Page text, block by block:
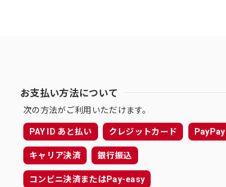
お支払い方法について
次の方法がご利用いただけます。
PAY ID あと払い クレジットカード PayPay
キャリア決済 銀行振込
コンビニ決済またはPay-easy